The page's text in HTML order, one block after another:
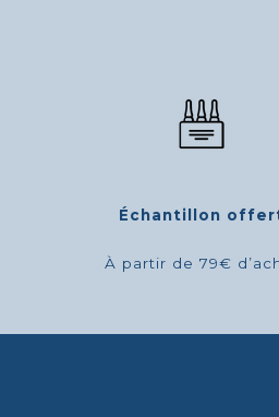
Échantillon
À partir de 79€